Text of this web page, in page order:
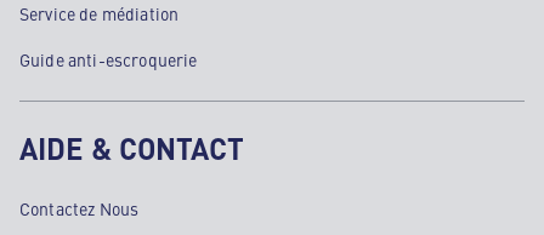
Service de médiation
Guide anti-escroquerie
AIDE & CONTACT
Contactez Nous